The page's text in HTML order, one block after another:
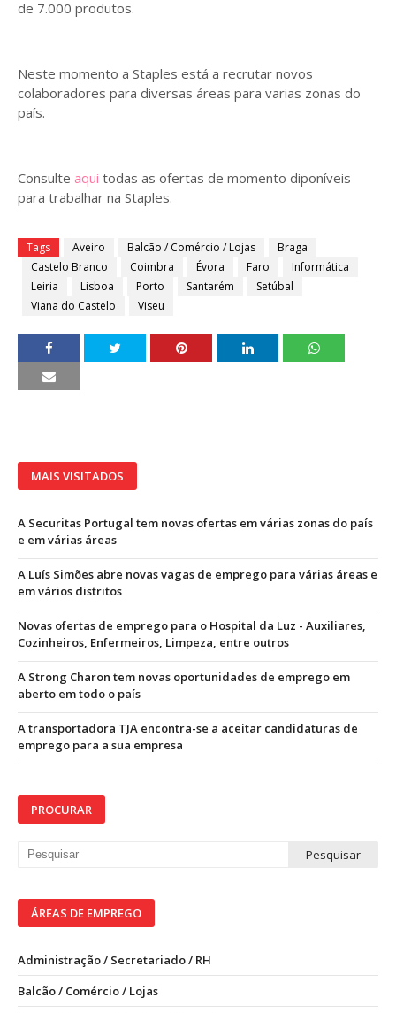
de 7.000 produtos.
Neste momento a Staples está a recrutar novos
colaboradores para diversas áreas para varias zonas do
país.
Consulte aqui todas as ofertas de momento diponíveis
para trabalhar na Staples.
Tags Aveiro Balcão / Comércio / Lojas
Braga
Castelo Branco
Coimbra Évora Faro
Informática
Leiria
Lisboa Porto Santarém
Setúbal
Viana do Castelo
Viseu
MAIS VISITADOS
A Securitas Portugal tem novas ofertas em várias zonas do país
e em várias áreas
A Luís Simões abre novas vagas de emprego para várias áreas e
em vários distritos
Novas ofertas de emprego para o Hospital da Luz - Auxiliares,
Cozinheiros, Enfermeiros, Limpeza, entre outros
A Strong Charon tem novas oportunidades de emprego em
aberto em todo o país
A transportadora TJA encontra-se a aceitar candidaturas de
emprego para a sua empresa
PROCURAR
ÁREAS DE EMPREGO
Administração / Secretariado / RH
Balcão / Comércio / Lojas